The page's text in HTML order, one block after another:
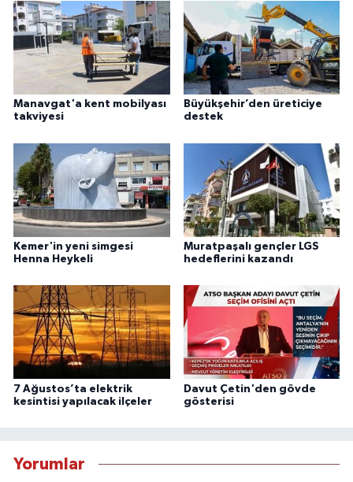
Manavgat'a kent mobilyası
takviyesi
Büyükşehir’den üreticiye
destek
Kemer'in yeni simgesi
Henna Heykeli
Muratpaşalı gençler LGS
hedeflerini kazandı
7 Ağustos’ta elektrik
kesintisi yapılacak ilçeler
Davut Çetin'den gövde
gösterisi
Yorumlar